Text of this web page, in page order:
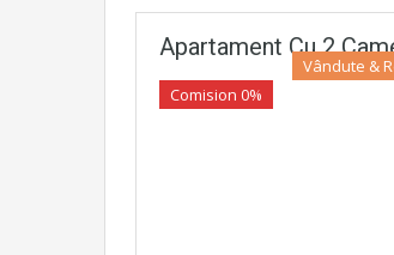
Apartament Cu 2
Comision 0%
Vândute &